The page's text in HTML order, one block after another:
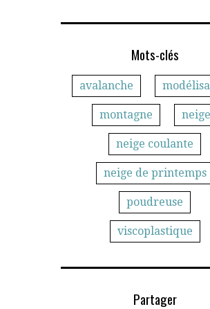
Mots-clés
avalanche
montagne neige
neige coulante
neige de printemps
poudreuse
viscoplastique
Partager